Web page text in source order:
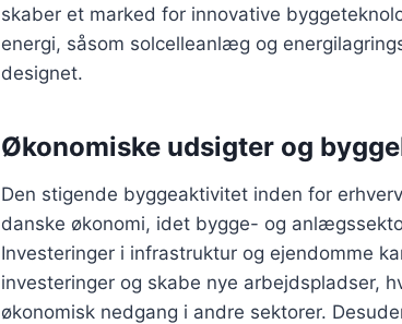
skaber et marked for innovative
energi, såsom solcelleanlæg og
designet.
Økonomiske udsigter og
Den stigende byggeaktivitet inden for
danske økonomi, idet bygge- og
Investeringer i infrastruktur og ejendomme
investeringer og skabe nye arbejdspladser,
økonomisk nedgang i andre sektorer.